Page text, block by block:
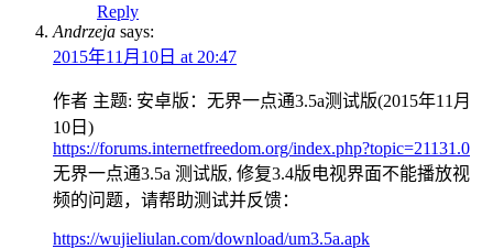
Reply
Andrzeja says:
2015年11月10日 at 20:47
作者 主题: 安卓版：无界一点通3.5a测试版(2015年11月
10日)
https://forums.internetfreedom.org/index.php?topic=21131.0
无界一点通3.5a 测试版, 修复3.4版电视界面不能播放视
频的问题，请帮助测试并反馈：
https://wujieliulan.com/download/um3.5a.apk